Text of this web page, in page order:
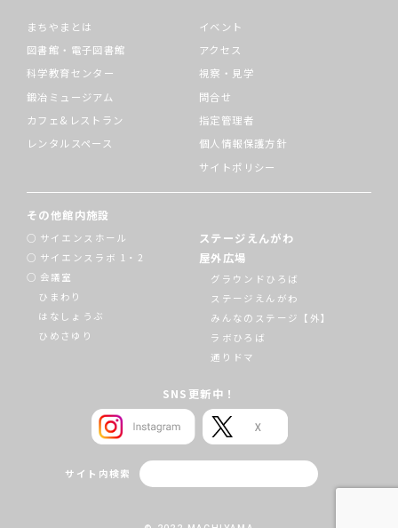
まちやまとは
図書館・電子図書館
科学教育センター
鍛冶ミュージアム
カフェ&レストラン
レンタルスペース
イベント
アクセス
視察・見学
問合せ
指定管理者
個人情報保護方針
サイトポリシー
その他館内施設
サイエンスホール
サイエンスラボ 1・2
会議室
ひまわり
はなしょうぶ
ひめさゆり
ステージえんがわ
屋外広場
グラウンドひろば
ステージえんがわ
みんなのステージ【外】
ラボひろば
通りドマ
SNS更新中！
サイト内検索